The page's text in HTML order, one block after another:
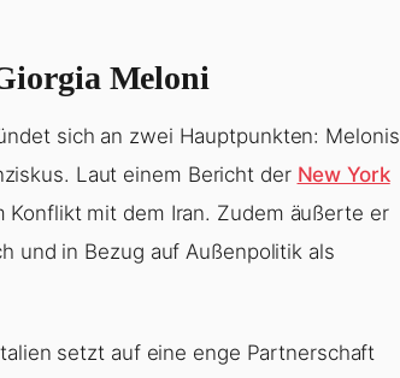
Meloni
sich an zwei Hauptpunkten: Melonis
Laut einem Bericht der New York
mit dem Iran. Zudem äußerte er
und in Bezug auf Außenpolitik als
setzt auf eine enge Partnerschaft